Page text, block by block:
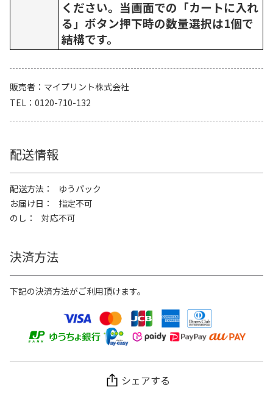
ください。当画面での「カートに入れ
る」ボタン押下時の数量選択は1個で
結構です。
販売者
マイプリント株式会社
TEL
0120-710-132
配送情報
配送方法
ゆうパック
お届け日
指定不可
のし
対応不可
決済方法
下記の決済方法がご利用頂けます。
シェアする